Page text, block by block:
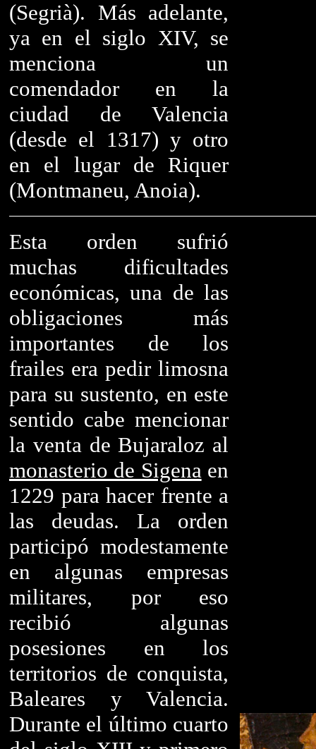
(Segrià). Más adelante,
ya en el siglo XIV, se
menciona un
comendador en la
ciudad de Valencia
(desde el 1317) y otro
en el lugar de Riquer
(Montmaneu, Anoia).
Esta orden sufrió
muchas dificultades
económicas, una de las
obligaciones más
importantes de los
frailes era pedir limosna
para su sustento, en este
sentido cabe mencionar
la venta de Bujaraloz al
monasterio de Sigenaen
1229 para hacer frente a
las deudas. La orden
participó modestamente
en algunas empresas
militares, por eso
recibió algunas
posesiones en los
territorios de conquista,
Baleares y Valencia.
Durante el último cuarto